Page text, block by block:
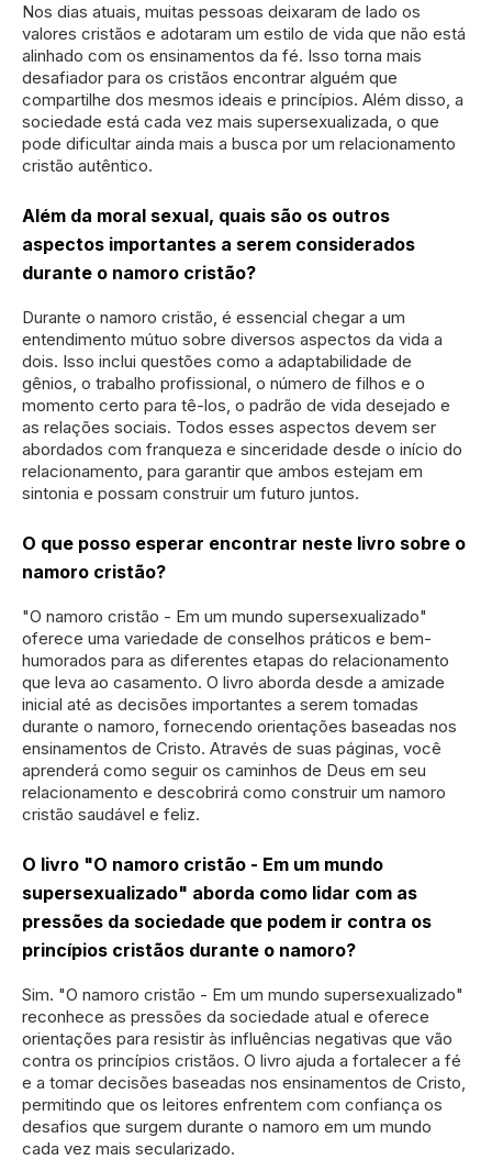
Nos dias atuais, muitas pessoas deixaram de lado os
valores cristãos e adotaram um estilo de vida que não está
alinhado com os ensinamentos da fé. Isso torna mais
desafiador para os cristãos encontrar alguém que
compartilhe dos mesmos ideais e princípios. Além disso, a
sociedade está cada vez mais supersexualizada, o que
pode dificultar ainda mais a busca por um relacionamento
cristão autêntico.
Além da moral sexual, quais são os outros
aspectos importantes a serem considerados
durante o namoro cristão?
Durante o namoro cristão, é essencial chegar a um
entendimento mútuo sobre diversos aspectos da vida a
dois. Isso inclui questões como a adaptabilidade de
gênios, o trabalho profissional, o número de filhos e o
momento certo para tê-los, o padrão de vida desejado e
as relações sociais. Todos esses aspectos devem ser
abordados com franqueza e sinceridade desde o início do
relacionamento, para garantir que ambos estejam em
sintonia e possam construir um futuro juntos.
O que posso esperar encontrar neste livro sobre o
namoro cristão?
"O namoro cristão - Em um mundo supersexualizado"
oferece uma variedade de conselhos práticos e bem-
humorados para as diferentes etapas do relacionamento
que leva ao casamento. O livro aborda desde a amizade
inicial até as decisões importantes a serem tomadas
durante o namoro, fornecendo orientações baseadas nos
ensinamentos de Cristo. Através de suas páginas, você
aprenderá como seguir os caminhos de Deus em seu
relacionamento e descobrirá como construir um namoro
cristão saudável e feliz.
O livro "O namoro cristão - Em um mundo
supersexualizado" aborda como lidar com as
pressões da sociedade que podem ir contra os
princípios cristãos durante o namoro?
Sim. "O namoro cristão - Em um mundo supersexualizado"
reconhece as pressões da sociedade atual e oferece
orientações para resistir às influências negativas que vão
contra os princípios cristãos. O livro ajuda a fortalecer a fé
e a tomar decisões baseadas nos ensinamentos de Cristo,
permitindo que os leitores enfrentem com confiança os
desafios que surgem durante o namoro em um mundo
cada vez mais secularizado.